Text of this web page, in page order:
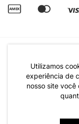
Utilizamos
experiência de
nosso site você
Canal de Denúncias |